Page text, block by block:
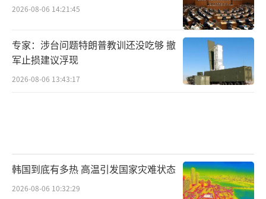
2026-08-06 14:21:45
专家：涉台问题特朗普教训还没吃够 撤
军止损建议浮现
2026-08-06 13:43:17
韩国到底有多热 高温引发国家灾难状态
2026-08-06 10:32:29